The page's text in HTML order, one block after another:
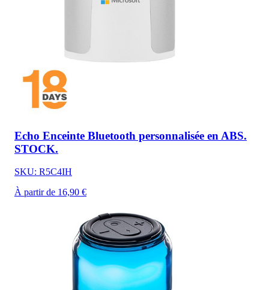
Echo Enceinte Bluetooth personnalisée en ABS.
STOCK.
SKU: R5C4IH
À partir de 16,90 €